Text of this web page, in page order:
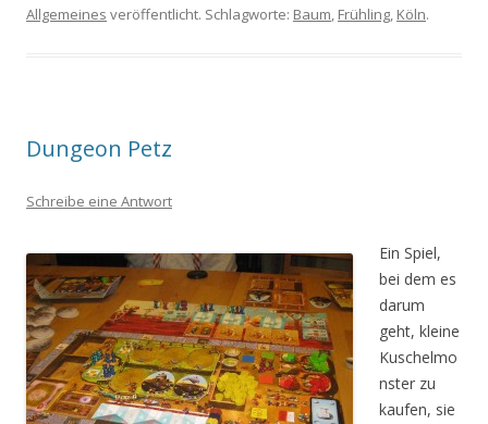
Allgemeines veröffentlicht. Schlagworte: Baum, Frühling, Köln.
Dungeon Petz
Schreibe eine Antwort
Ein Spiel,
bei dem es
darum
geht, kleine
Kuschelmo
nster zu
kaufen, sie